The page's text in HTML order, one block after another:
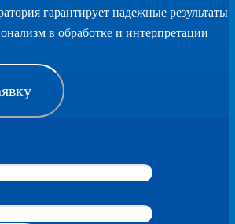
гарантирует надежные результаты
в обработке и интерпретации